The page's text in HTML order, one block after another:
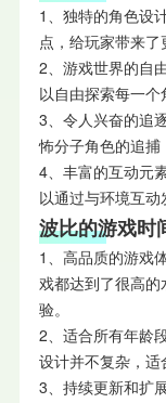
1、独特的角色设
点，给玩家带来了
2、游戏世界的自
以自由探索每一个
3、令人兴奋的追
怖分子角色的追捕
4、丰富的互动元
以通过与环境互动
波比的游戏时
1、高品质的游戏
戏都达到了很高
验。
2、适合所有年龄
设计并不复杂，适
3、持续更新和扩